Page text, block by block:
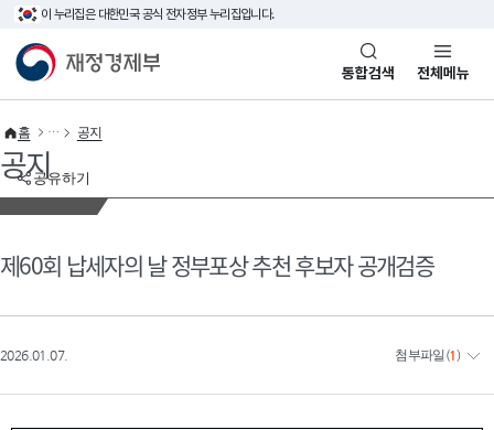
이 누리집은 대한민국 공식 전자정부 누리집입니다.
재정경제부(www.mofe.go.kr)통합검색 전체메뉴
공유하기
홈 공지
공지
제60회 납세자의 날 정부포상 추천 후보자 공개검증
2026.01.07. 첨부파일 (1)